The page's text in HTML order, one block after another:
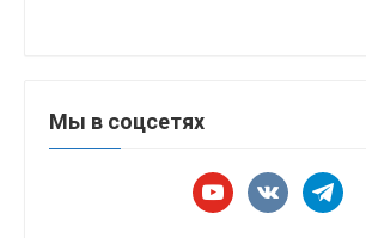
Мы в соцсетях
youtubevkontaktetelegram